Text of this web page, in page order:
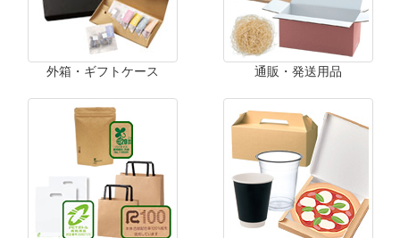
外箱・ギフトケース 通販・発送用品